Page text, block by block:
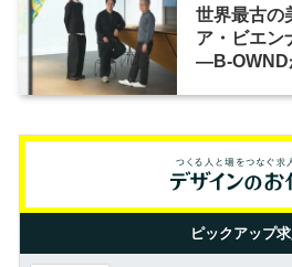
世界最古の
ア・ビエン
―B-OWND
ピックアップ求